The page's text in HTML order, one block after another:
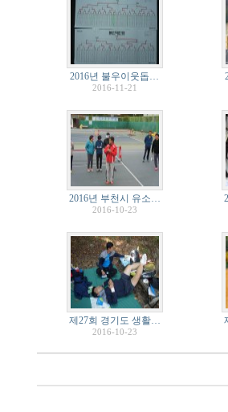
2016년 불우이웃돕…
2016-11-21
2016년 부천시 유소…
2016-10-23
제27회 경기도 생활…
2016-10-23